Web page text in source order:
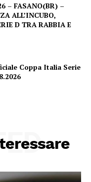
– FASANO(BR) –
ALL’INCUBO,
D TRA RABBIA E
Coppa Italia Serie